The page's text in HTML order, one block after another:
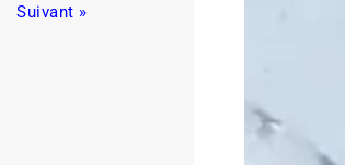
Suivant »